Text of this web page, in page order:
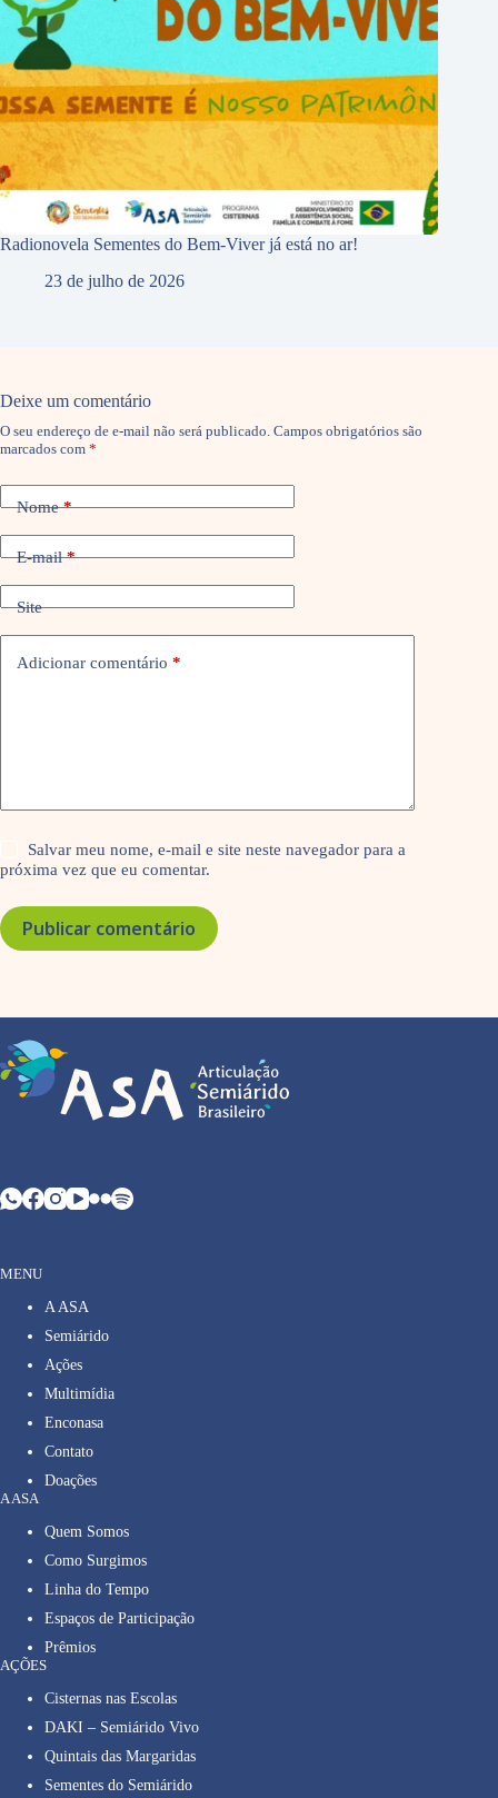
Radionovela Sementes do Bem-Viver já está no ar!
23 de julho de 2026
Deixe um comentário
O seu endereço de e-mail não será publicado. Campos obrigatórios são
marcados com *
Nome*
E-mail*
Site
Adicionar comentário *
Salvar meu nome, e-mail e site neste navegador para a
próxima vez que eu comentar.
Publicar comentário
MENU
A ASA
Semiárido
Ações
Multimídia
Enconasa
Contato
Doações
A ASA
Quem Somos
Como Surgimos
Linha do Tempo
Espaços de Participação
Prêmios
AÇÕES
Cisternas nas Escolas
DAKI – Semiárido Vivo
Quintais das Margaridas
Sementes do Semiárido